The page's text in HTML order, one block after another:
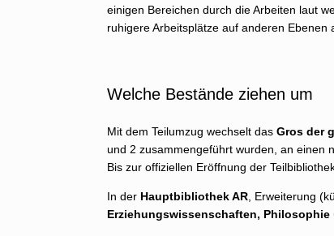
einigen Bereichen durch die Arbeiten laut
ruhigere Arbeitsplätze auf anderen Ebenen
Welche Bestände ziehen um
Mit dem Teilumzug wechselt das Gros der
und 2 zusammengeführt wurden, an einen
Bis zur offiziellen Eröffnung der
In der Hauptbibliothek AR, Erweiterung
Erziehungswissenschaften,